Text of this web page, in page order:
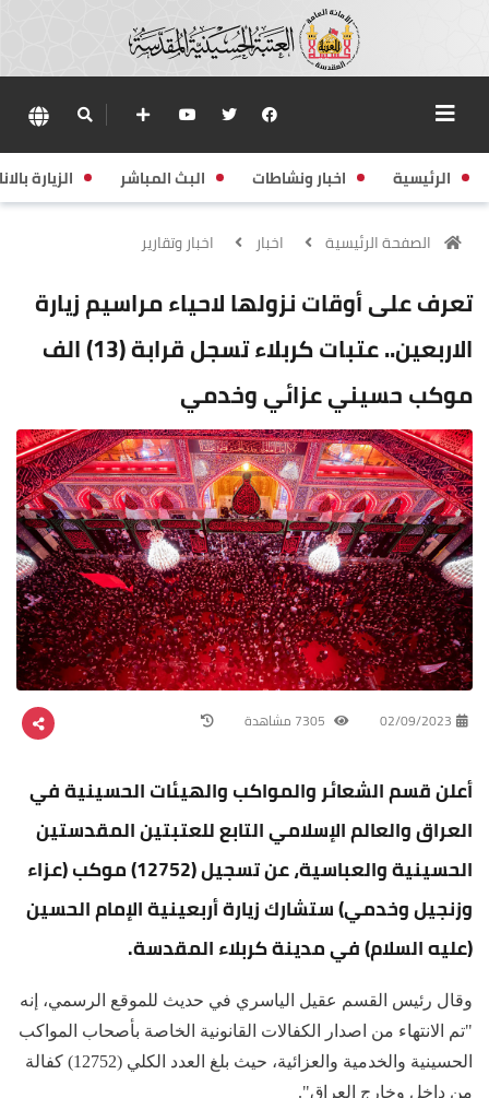
الرئيسية اخبار ونشاطات البث المباشر الزيارة
الصفحة الرئيسية اخبار اخبار وتقارير
تعرف على أوقات نزولها لاحياء مراسيم زيارة
الاربعين.. عتبات كربلاء تسجل قرابة (13) الف
موكب حسيني عزائي وخدمي
02/09/2023
أعلن قسم الشعائر والمواكب والهيئات الحسينية في
العراق والعالم الإسلامي التابع للعتبتين المقدستين
الحسينية والعباسية، عن تسجيل (12752) موكب (عزاء
وزنجيل وخدمي) ستشارك زيارة أربعينية الإمام الحسين
(عليه السلام) في مدينة كربلاء المقدسة.
وقال رئيس القسم عقيل الياسري في حديث للموقع الرسمي، إنه
"تم الانتهاء من اصدار الكفالات القانونية الخاصة بأصحاب المواكب
الحسينية والخدمية والعزائية، حيث بلغ العدد الكلي (12752) كفالة
من داخل وخارج العراق".